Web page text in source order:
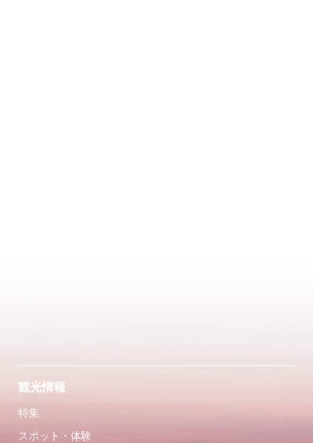
観光情報
特集
スポット・体験